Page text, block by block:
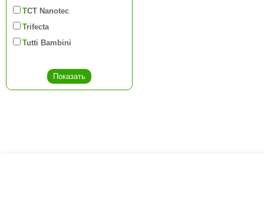
TCT Nanotec
Trifecta
Tutti Bambini